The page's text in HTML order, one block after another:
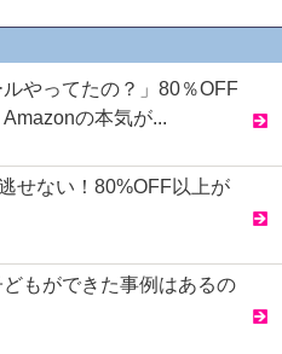
ルやってたの？」80％OFF
の本気が...
せない！80%OFF以上が
もができた事例はあるの